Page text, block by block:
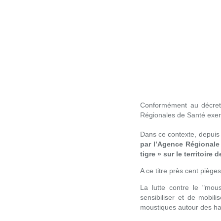
Conformément au
Régionales de Santé
Dans ce contexte,
par l’Agence
tigre » sur le territoire
A ce titre près cent
La lutte contre le
sensibiliser et de
moustiques autour des